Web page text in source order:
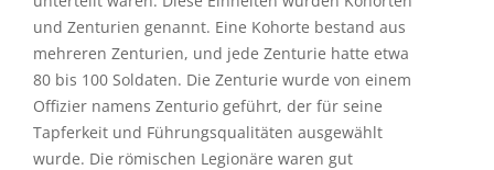
und Zenturien genannt. Eine Kohorte bestand aus
mehreren Zenturien, und jede Zenturie hatte etwa
80 bis 100 Soldaten. Die Zenturie wurde von einem
Offizier namens Zenturio geführt, der für seine
Tapferkeit und Führungsqualitäten ausgewählt
wurde. Die römischen Legionäre waren gut